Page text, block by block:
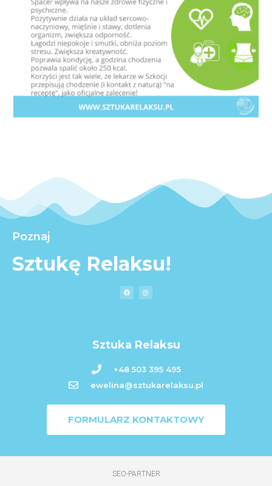
Poznaj
Sztukę Relaksu!
Sztuka Relaksu
+48 503 395 495
ewelina@sztukarelaksu.pl
FORMULARZ KONTAKTOWY
SEO-PARTNER